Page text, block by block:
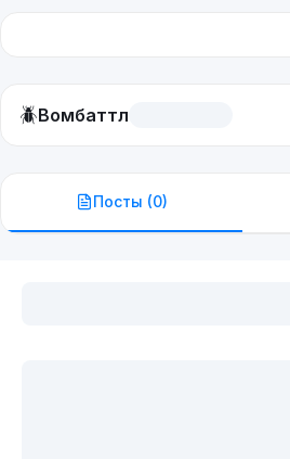
🪲Вомбаттл
Посты (0)